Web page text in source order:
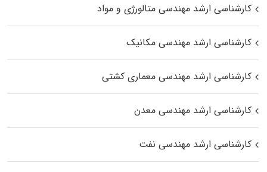
کارشناسی ارشد مهندسی متالورژی و مواد
کارشناسی ارشد مهندسی مکانیک
کارشناسی ارشد مهندسی معماری کشتی
کارشناسی ارشد مهندسی معدن
کارشناسی ارشد مهندسی نفت